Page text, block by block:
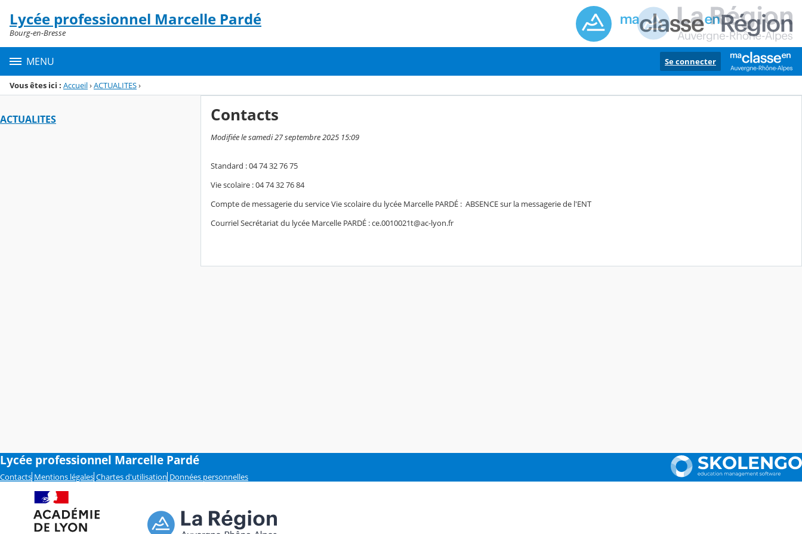
Menu de la rubrique
Contenu
Lycée professionnel Marcelle Pardé
Bourg-en-Bresse
MENU Se connecter
Vous êtes ici : Accueil›ACTUALITES›
ACTUALITES Contacts
Modifiée le samedi 27 septembre 2025 15:09
Standard : 04 74 32 76 75
Vie scolaire : 04 74 32 76 84
Compte de messagerie du service Vie scolaire du lycée Marcelle PARDÉ : ABSENCE sur la messagerie de l'ENT
Courriel Secrétariat du lycée Marcelle PARDÉ : ce.0010021t@ac-lyon.fr
Lycée professionnel Marcelle Pardé
Contacts Mentions légales Chartes d'utilisation Données personnelles